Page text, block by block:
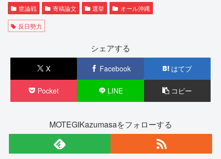
世論戦 寄稿論文 選挙 オール沖縄
反日勢力
シェアする
X Facebook はてブ
Pocket LINE コピー
MOTEGIKazumasaをフォローする